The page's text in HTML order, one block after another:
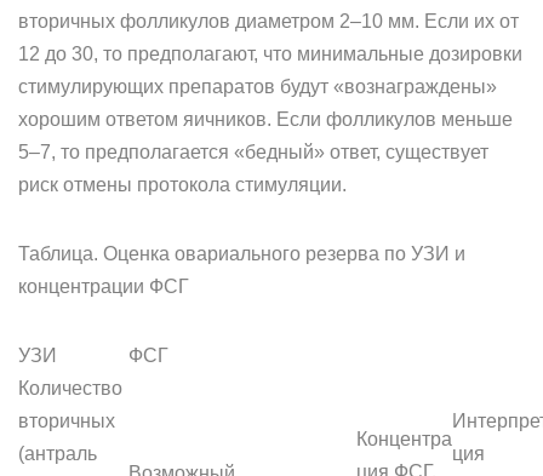
вторичных фолликулов диаметром 2–10 мм. Если их от
12 до 30, то предполагают, что минимальные дозировки
стимулирующих препаратов будут «вознаграждены»
хорошим ответом яичников. Если фолликулов меньше
5–7, то предполагается «бедный» ответ, существует
риск отмены протокола стимуляции.
Таблица. Оценка овариального резерва по УЗИ и
концентрации ФСГ
УЗИ
ФСГ
Количество
вторичных
(антраль
Концентра
ция ФСГ,
ция